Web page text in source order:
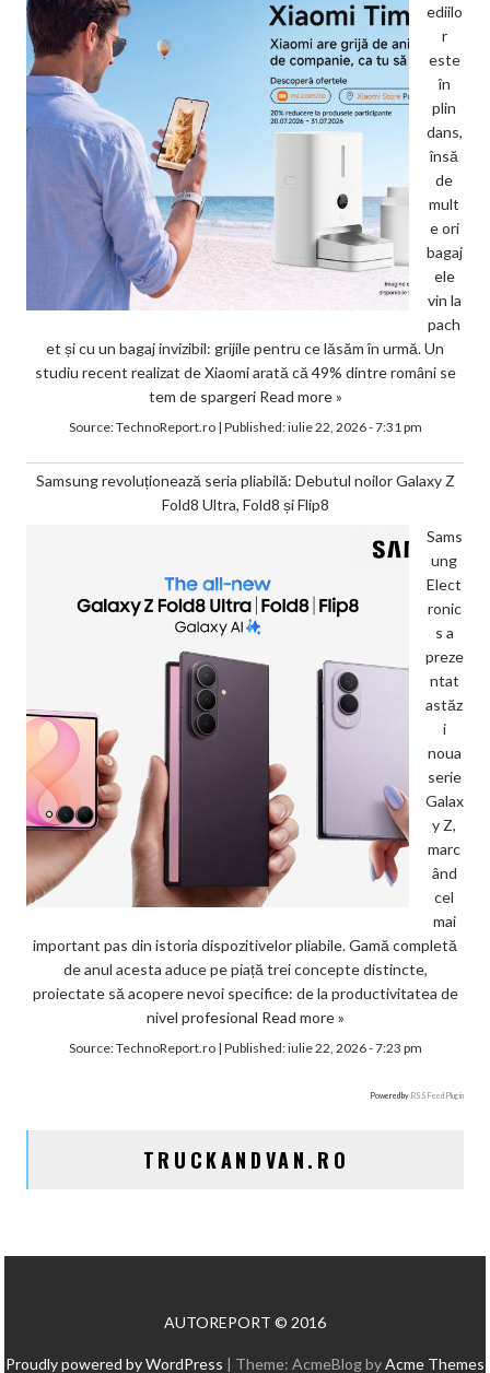
ediilo
r
este
în
plin
dans,
însă
de
mult
e ori
bagaj
ele
vin la
pach
et și cu un bagaj invizibil: grijile pentru ce lăsăm în urmă. Un
studiu recent realizat de Xiaomi arată că 49% dintre români se
tem de spargeri Read more »
Source:TechnoReport.ro| Published:iulie 22, 2026 - 7:31 pm
Samsung revoluționează seria pliabilă: Debutul noilor Galaxy Z
Fold8 Ultra, Fold8 și Flip8
Sams
ung
Elect
ronic
s a
preze
ntat
astăz
i
noua
serie
Galax
y Z,
marc
ând
cel
mai
important pas din istoria dispozitivelor pliabile. Gamă completă
de anul acesta aduce pe piață trei concepte distincte,
proiectate să acopere nevoi specifice: de la productivitatea de
nivel profesional Read more »
Source:TechnoReport.ro| Published:iulie 22, 2026 - 7:23 pm
Powered by RSS Feed Plugin
TRUCKANDVAN.RO
AUTOREPORT © 2016
Proudly powered by WordPress | Theme: AcmeBlog byAcme Themes